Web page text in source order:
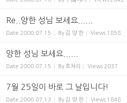
Re..양한 성님 보세요......
Date 2000.07.15 By 김 양 한 Views 1858
양한 성님 보세요......
Date 2000.07.15 By호쳐리 Views 2037
7월 25일이 바로 그 날입니다!
Date 2000.07.13 By 김 양 한 Views 1848